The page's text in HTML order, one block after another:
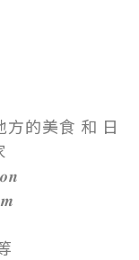
的美食 和 日